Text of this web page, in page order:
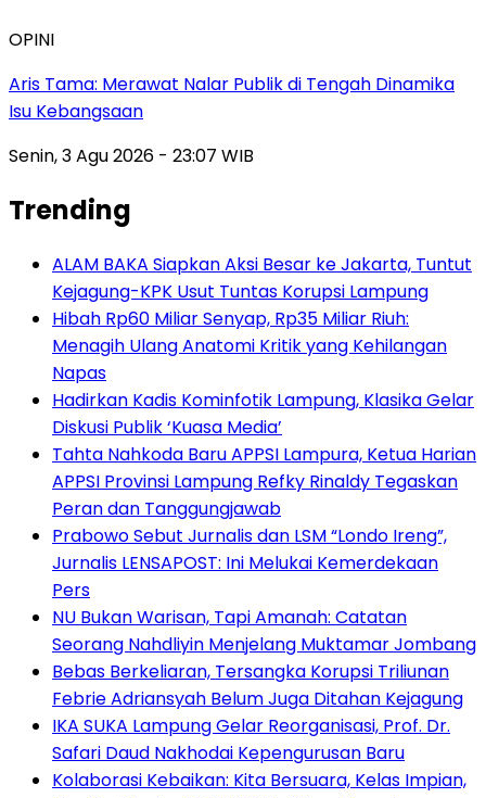
OPINI
Aris Tama: Merawat Nalar Publik di Tengah Dinamika
Isu Kebangsaan
Senin, 3 Agu 2026 - 23:07 WIB
Trending
ALAM BAKA Siapkan Aksi Besar ke Jakarta, Tuntut
Kejagung-KPK Usut Tuntas Korupsi Lampung
Hibah Rp60 Miliar Senyap, Rp35 Miliar Riuh:
Menagih Ulang Anatomi Kritik yang Kehilangan
Napas
Hadirkan Kadis Kominfotik Lampung, Klasika Gelar
Diskusi Publik ‘Kuasa Media’
Tahta Nahkoda Baru APPSI Lampura, Ketua Harian
APPSI Provinsi Lampung Refky Rinaldy Tegaskan
Peran dan Tanggungjawab
Prabowo Sebut Jurnalis dan LSM “Londo Ireng”,
Jurnalis LENSAPOST: Ini Melukai Kemerdekaan
Pers
NU Bukan Warisan, Tapi Amanah: Catatan
Seorang Nahdliyin Menjelang Muktamar Jombang
Bebas Berkeliaran, Tersangka Korupsi Triliunan
Febrie Adriansyah Belum Juga Ditahan Kejagung
IKA SUKA Lampung Gelar Reorganisasi, Prof. Dr.
Safari Daud Nakhodai Kepengurusan Baru
Kolaborasi Kebaikan: Kita Bersuara, Kelas Impian,